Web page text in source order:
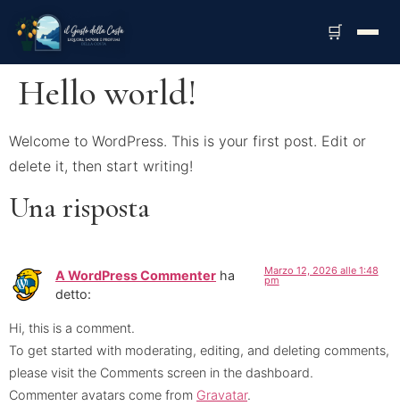
🛒
Hello world!
Welcome to WordPress. This is your first post. Edit or
delete it, then start writing!
Una risposta
A WordPress Commenter ha
detto:
Marzo 12, 2026 alle 1:48
pm
Hi, this is a comment.
To get started with moderating, editing, and deleting comments,
please visit the Comments screen in the dashboard.
Commenter avatars come from Gravatar.